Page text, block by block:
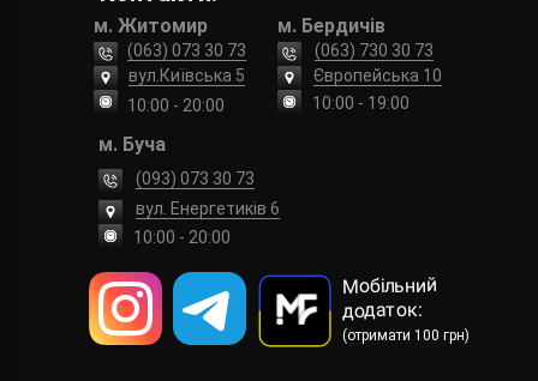
м. Житомир
вул.Київська 5
10:00 - 20:00
(063) 073 30 73
м. Бердичів
Європейська 10
10:00 - 19:00
(063) 730 30 73
Мобільний
додаток:
(отримати 100 грн)
м. Буча
вул. Енергетиків 6
(093) 073 30 73
10:00 - 20:00